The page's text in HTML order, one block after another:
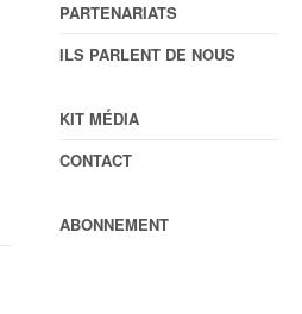
PARTENARIATS
ILS PARLENT DE NOUS
KIT MÉDIA
CONTACT
ABONNEMENT